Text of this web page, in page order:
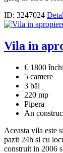
ID: 3247024
Vila in
€ 1800
5 camere
3 băi
220 mp
Pipera
An
Aceasta vila este
pazit 24h si cu
construit in 2006